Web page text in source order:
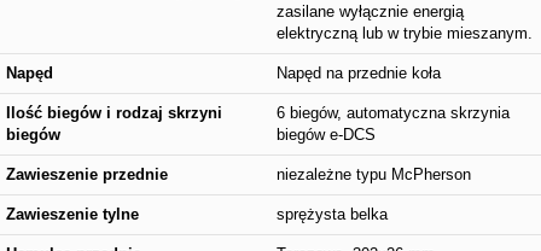
zasilane wyłącznie energią
elektryczną lub w trybie mieszanym.
Napęd Napęd na przednie koła
Ilość biegów i rodzaj skrzyni
biegów
6 biegów, automatyczna skrzynia
biegów e-DCS
Zawieszenie przednie niezależne typu McPherson
Zawieszenie tylne sprężysta belka